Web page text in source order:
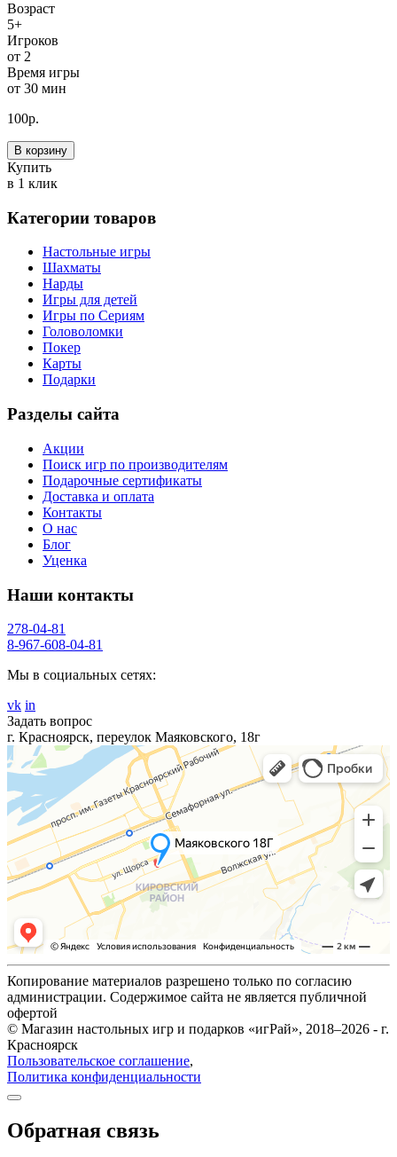
Возраст
5+
Игроков
от 2
Время игры
от 30 мин
100р.
В корзину
Купить
в 1 клик
Категории товаров
Настольные игры
Шахматы
Нарды
Игры для детей
Игры по Сериям
Головоломки
Покер
Карты
Подарки
Разделы сайта
Акции
Поиск игр по производителям
Подарочные сертификаты
Доставка и оплата
Контакты
О нас
Блог
Уценка
Наши контакты
278-04-81
8-967-608-04-81
Мы в социальных сетях:
vk in
Задать вопрос
г. Красноярск, переулок Маяковского, 18г
Копирование материалов разрешено только по согласию
администрации. Содержимое сайта не является публичной
офертой
© Магазин настольных игр и подарков «игРай», 2018–2026 - г.
Красноярск
Пользовательское соглашение,
Политика конфиденциальности
Обратная связь